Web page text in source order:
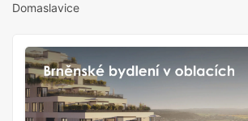
Domaslavice